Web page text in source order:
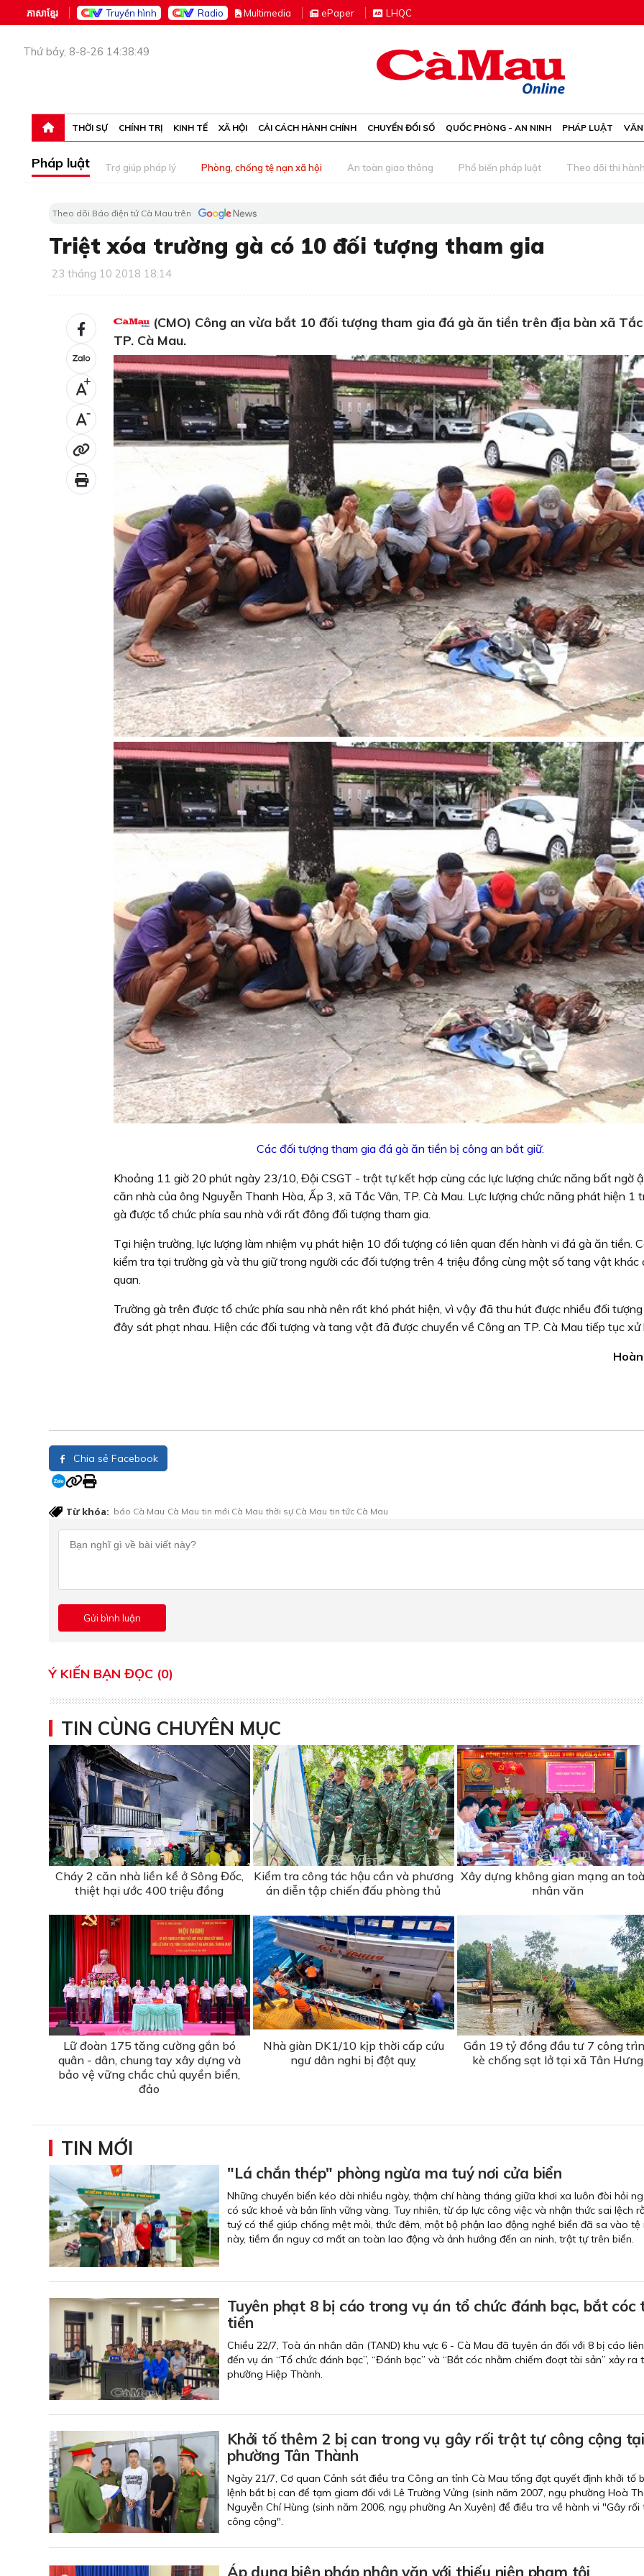
ភាសាខ្មែរ Truyền hình Radio Multimedia ePaper LHQC
Thứ bảy, 8-8-26 14:38:49
THỜI SỰ CHÍNH TRỊ KINH TẾ XÃ HỘI CẢI CÁCH HÀNH CHÍNH CHUYỂN ĐỔI SỐ QUỐC PHÒNG - AN NINH PHÁP LUẬT
Pháp luật Trợ giúp pháp lý Phòng, chống tệ nạn xã hội An toàn giao thông Phổ biến pháp luật Theo dõi thi
Theo dõi Báo điện tử Cà Mau trên
Triệt xóa trường gà có 10 đối tượng tham gia
23 tháng 10 2018 18:14
+
-
(CMO) Công an vừa bắt 10 đối tượng tham gia đá gà ăn tiền trên địa bàn xã
TP. Cà Mau.
Các đối tượng tham gia đá gà ăn tiền bị công an bắt giữ.
Khoảng 11 giờ 20 phút ngày 23/10, Đội CSGT - trật tự kết hợp cùng các lực lượng chức năng bất ngờ
căn nhà của ông Nguyễn Thanh Hòa, Ấp 3, xã Tắc Vân, TP. Cà Mau. Lực lượng chức năng phát hiện 1
gà được tổ chức phía sau nhà với rất đông đối tượng tham gia.
Tại hiện trường, lực lượng làm nhiệm vụ phát hiện 10 đối tượng có liên quan đến hành vi đá gà ăn tiền.
kiểm tra tại trường gà và thu giữ trong người các đối tượng trên 4 triệu đồng cùng một số tang vật khác
quan.
Trường gà trên được tổ chức phía sau nhà nên rất khó phát hiện, vì vậy đã thu hút được nhiều đối
đây sát phạt nhau. Hiện các đối tượng và tang vật đã được chuyển về Công an TP. Cà Mau tiếp tục xử
Chia sẻ Facebook
Từ khóa: báo Cà Mau Cà Mau tin mới Cà Mau thời sự Cà Mau tin tức Cà Mau
Ý KIẾN BẠN ĐỌC (0)
TIN CÙNG CHUYÊN MỤC
Cháy 2 căn nhà liền kề ở Sông Đốc,
thiệt hại ước 400 triệu đồng
Kiểm tra công tác hậu cần và phương
án diễn tập chiến đấu phòng thủ
Xây dựng không gian mạng an
nhân văn
Lữ đoàn 175 tăng cường gắn bó
quân - dân, chung tay xây dựng và
bảo vệ vững chắc chủ quyền biển,
đảo
Nhà giàn DK1/10 kịp thời cấp cứu
ngư dân nghi bị đột quỵ
Gần 19 tỷ đồng đầu tư 7 công
kè chống sạt lở tại xã Tân Hưng
TIN MỚI
"Lá chắn thép" phòng ngừa ma tuý nơi cửa biển
Những chuyến biển kéo dài nhiều ngày, thậm chí hàng tháng giữa khơi xa luôn đòi hỏi
có sức khoẻ và bản lĩnh vững vàng. Tuy nhiên, từ áp lực công việc và nhận thức sai lệch
tuý có thể giúp chống mệt mỏi, thức đêm, một bộ phận lao động nghề biển đã sa vào tệ
này, tiềm ẩn nguy cơ mất an toàn lao động và ảnh hưởng đến an ninh, trật tự trên biển.
Tuyên phạt 8 bị cáo trong vụ án tổ chức đánh bạc, bắt cóc
tiền
Chiều 22/7, Toà án nhân dân (TAND) khu vực 6 - Cà Mau đã tuyên án đối với 8 bị cáo
đến vụ án “Tổ chức đánh bạc”, “Đánh bạc” và “Bắt cóc nhằm chiếm đoạt tài sản” xảy ra
phường Hiệp Thành.
Khởi tố thêm 2 bị can trong vụ gây rối trật tự công cộng tại
phường Tân Thành
Ngày 21/7, Cơ quan Cảnh sát điều tra Công an tỉnh Cà Mau tống đạt quyết định khởi tố
lệnh bắt bị can để tạm giam đối với Lê Trường Vửng (sinh năm 2007, ngụ phường Hoà
Nguyễn Chí Hùng (sinh năm 2006, ngụ phường An Xuyên) để điều tra về hành vi "Gây
công cộng".
Áp dụng biện pháp nhân văn với thiếu niên phạm tội